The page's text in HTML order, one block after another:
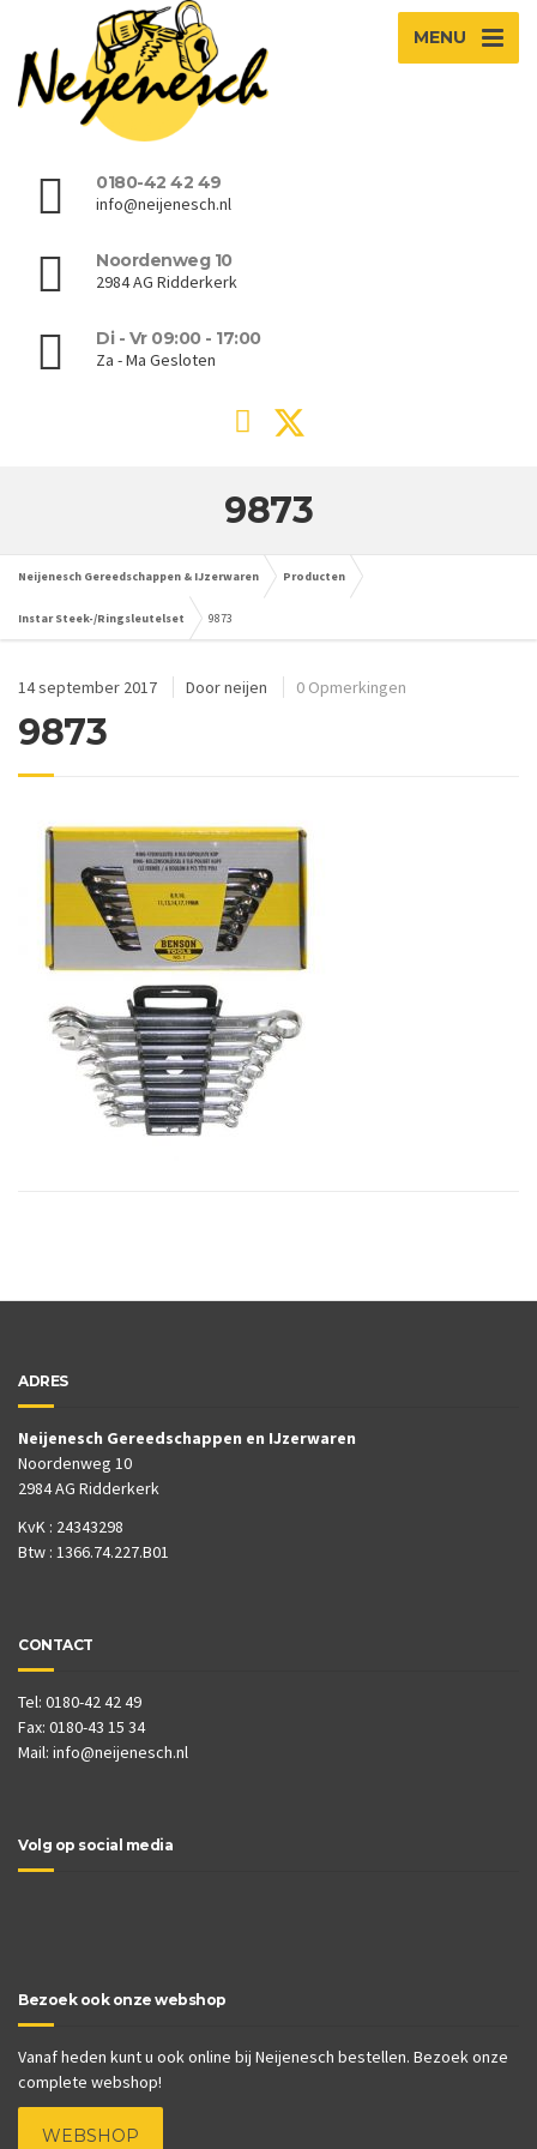
MENU
0180-42 42 49
info@neijenesch.nl
Noordenweg 10
2984 AG Ridderkerk
Di - Vr 09:00 - 17:00
Za - Ma Gesloten
9873
Neijenesch Gereedschappen & IJzerwaren Producten
Instar Steek-/Ringsleutelset 9873
14 september 2017 Doorneijen 0 Opmerkingen
9873
ADRES
Neijenesch Gereedschappen en IJzerwaren
Noordenweg 10
2984 AG Ridderkerk
KvK : 24343298
Btw : 1366.74.227.B01
CONTACT
Tel: 0180-42 42 49
Fax: 0180-43 15 34
Mail: info@neijenesch.nl
Volg op social media
Bezoek ook onze webshop
Vanaf heden kunt u ook online bij Neijenesch bestellen. Bezoek onze
complete webshop!
WEBSHOP